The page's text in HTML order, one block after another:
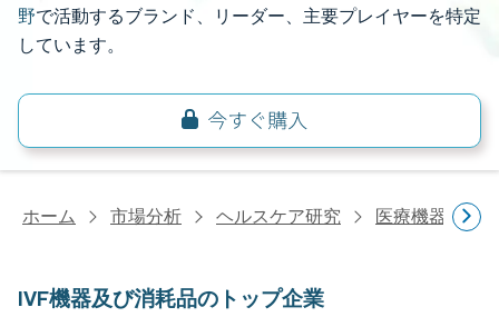
野で活動するブランド、リーダー、主要プレイヤーを特定
しています。
ホーム 市場分析 ヘルスケア研究 医療機器研究
IVF機器及び消耗品のトップ企業